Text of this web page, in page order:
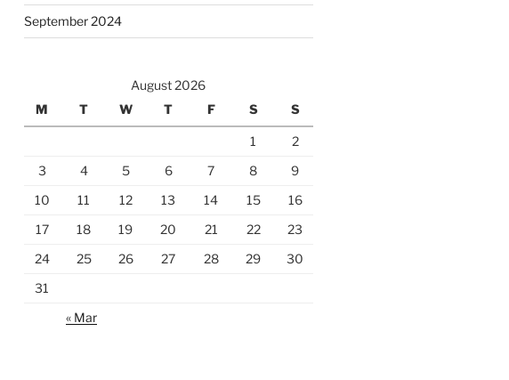
September 2024
August 2026
M
T W T F S S
1
2
3
4 5 6 7 8
9
10
11 12 13 14 15
16
17
18 19 20 21 22
23
24
25 26 27 28 29
30
31
« Mar